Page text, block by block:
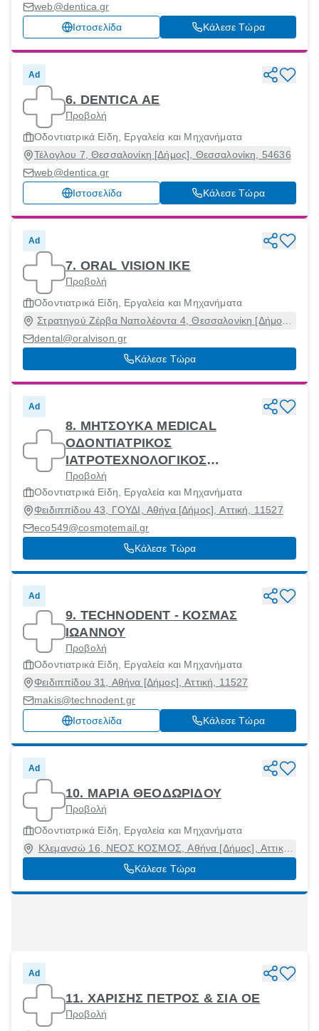
web@dentica.gr
Ιστοσελίδα
Κάλεσε Τώρα
Ad
6. DENTICA ΑΕ
Προβολή
Οδοντιατρικά Είδη, Εργαλεία και Μηχανήματα
Τέλογλου 7, Θεσσαλονίκη [Δήμος], Θεσσαλονίκη, 54636
web@dentica.gr
Ιστοσελίδα
Κάλεσε Τώρα
Ad
7. ORAL VISION ΙΚΕ
Προβολή
Οδοντιατρικά Είδη, Εργαλεία και Μηχανήματα
Στρατηγού Ζέρβα Ναπολέοντα 4, Θεσσαλονίκη [Δήμος],
Θεσσαλονίκη, 54640
dental@oralvison.gr
Κάλεσε Τώρα
Ad
8. ΜΗΤΣΟΥΚΑ MEDICAL
ΟΔΟΝΤΙΑΤΡΙΚΟΣ
ΙΑΤΡΟΤΕΧΝΟΛΟΓΙΚΟΣ
ΕΞΟΠΛΙΣΜΟΣ ΜΕΠΕ
Προβολή
Οδοντιατρικά Είδη, Εργαλεία και Μηχανήματα
Φειδιππίδου 43, ΓΟΥΔΙ, Αθήνα [Δήμος], Αττική, 11527
eco549@cosmotemail.gr
Κάλεσε Τώρα
Ad
9. ΤECHNODENT - ΚΟΣΜΑΣ
ΙΩΑΝΝΟΥ
Προβολή
Οδοντιατρικά Είδη, Εργαλεία και Μηχανήματα
Φειδιππίδου 31, Αθήνα [Δήμος], Αττική, 11527
makis@technodent.gr
Ιστοσελίδα
Κάλεσε Τώρα
Ad
10. ΜΑΡΙΑ ΘΕΟΔΩΡΙΔΟΥ
Προβολή
Οδοντιατρικά Είδη, Εργαλεία και Μηχανήματα
Κλεμανσώ 16, ΝΕΟΣ ΚΟΣΜΟΣ, Αθήνα [Δήμος], Αττική,
11744
Κάλεσε Τώρα
Ad
11. ΧΑΡΙΣΗΣ ΠΕΤΡΟΣ & ΣΙΑ ΟΕ
Προβολή